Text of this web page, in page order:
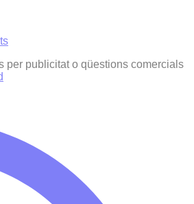
per publicitat o qüestions comercials